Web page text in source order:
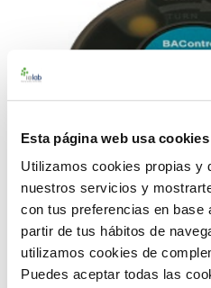
Esta página web usa cookies
Utilizamos cookies propias y
nuestros servicios y
con tus preferencias en base
partir de tus hábitos de
utilizamos cookies de
Puedes aceptar todas las